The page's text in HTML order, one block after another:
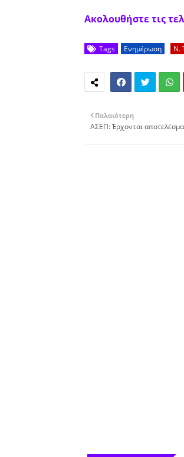
Ακολουθήστε τις
Tags Ενημέρωση Ν.
Παλαιότερη
ΑΣΕΠ: Έρχονται